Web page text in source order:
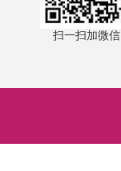
扫一扫加微信